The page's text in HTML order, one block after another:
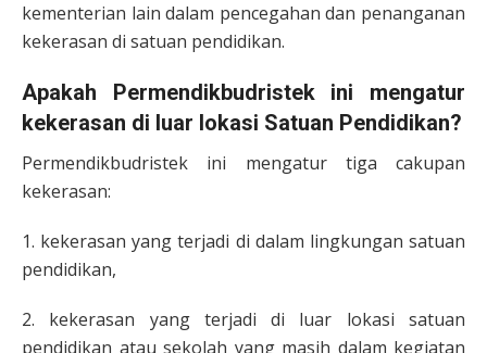
kementerian lain dalam pencegahan dan penanganan
kekerasan di satuan pendidikan.
Apakah Permendikbudristek ini mengatur
kekerasan di luar lokasi Satuan Pendidikan?
Permendikbudristek ini mengatur tiga cakupan
kekerasan:
1. kekerasan yang terjadi di dalam lingkungan satuan
pendidikan,
2. kekerasan yang terjadi di luar lokasi satuan
pendidikan atau sekolah yang masih dalam kegiatan